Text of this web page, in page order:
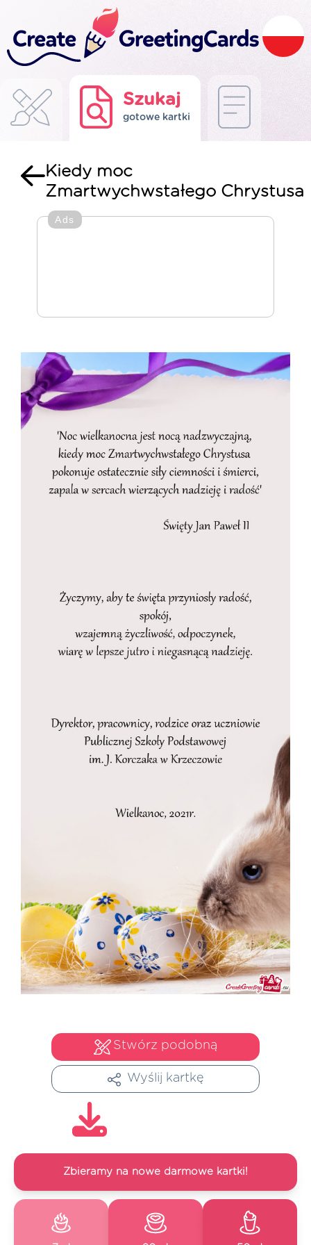
Szukaj
gotowe kartki
Kiedy moc
Zmartwychwstałego Chrystusa
Ads
Stwórz podobną
Wyślij kartkę
Zbieramy na nowe darmowe kartki!